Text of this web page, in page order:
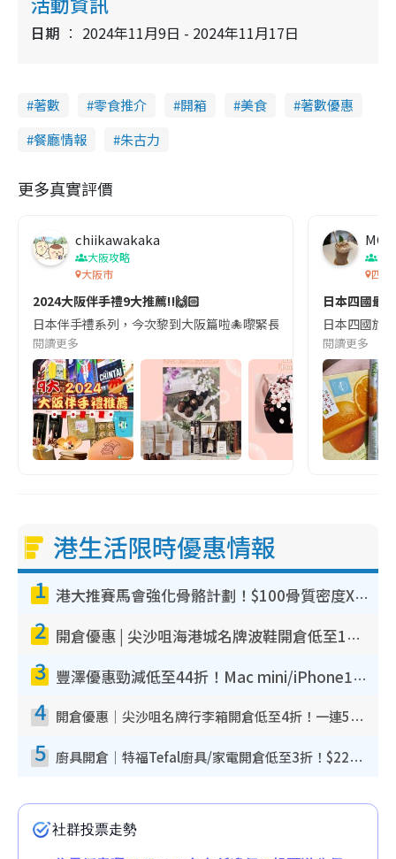
日期 2024年11月9日 - 2024年11月17日
著數 零食推介 開箱 美食
著數優惠
餐廳情報
朱古力
更多真實評價
chiikawakaka
大阪攻略
大阪市
2024大阪伴手禮9大推薦‼️🙌🏻
日本伴手禮系列，今次黎到大阪篇啦🐙嚟緊長假期，大家記得
閱讀更多
MG
四
四國
日本四國最
日本四國旅
閱讀更多
港生活限時優惠情報
1 港大推賽馬會強化骨骼計劃！$100骨質密度X光檢查 完成免費運動訓練送超市禮券！附參加資格
2 開倉優惠 | 尖沙咀海港城名牌波鞋開倉低至1折！On鞋$899起／Joy&Peace鞋履$98起
3 豐澤優惠勁減低至44折！Mac mini/iPhone17Pro大減價！廚房家電$220起
4 開倉優惠｜尖沙咀名牌行李箱開倉低至4折！一連5日 American Tourister/ace./Hallmark $200起！
5 廚具開倉｜特福Tefal廚具/家電開倉低至3折！$220起買平底鍋/炒鑊/湯煲！電飯煲/吸塵機/燙斗$418起